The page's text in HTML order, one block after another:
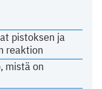
pistoksen ja
reaktion
mistä on